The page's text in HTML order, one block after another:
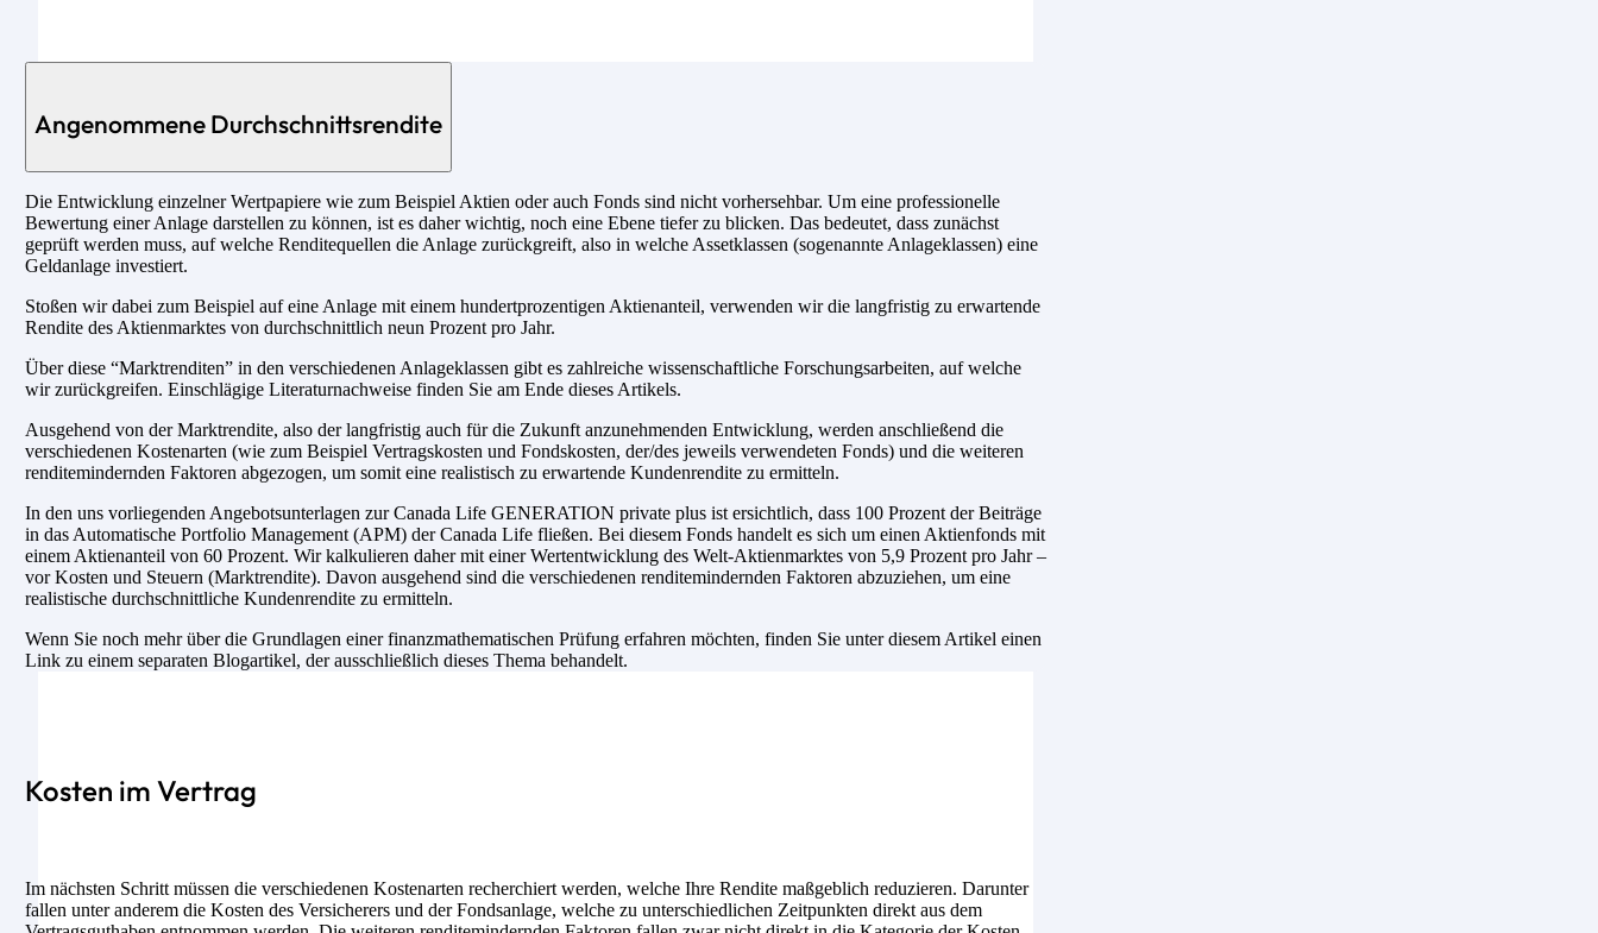
Angenommene Durchschnittsrendite
Die Entwicklung einzelner Wertpapiere wie zum Beispiel Aktien oder auch Fonds sind nicht vorhersehbar. Um eine professionelle
Bewertung einer Anlage darstellen zu können, ist es daher wichtig, noch eine Ebene tiefer zu blicken. Das bedeutet, dass zunächst
geprüft werden muss, auf welche Renditequellen die Anlage zurückgreift, also in welche Assetklassen (sogenannte Anlageklassen) eine
Geldanlage investiert.
Stoßen wir dabei zum Beispiel auf eine Anlage mit einem hundertprozentigen Aktienanteil, verwenden wir die langfristig zu erwartende
Rendite des Aktienmarktes von durchschnittlich neun Prozent pro Jahr.
Über diese “Marktrenditen” in den verschiedenen Anlageklassen gibt es zahlreiche wissenschaftliche Forschungsarbeiten, auf welche
wir zurückgreifen. Einschlägige Literaturnachweise finden Sie am Ende dieses Artikels.
Ausgehend von der Marktrendite, also der langfristig auch für die Zukunft anzunehmenden Entwicklung, werden anschließend die
verschiedenen Kostenarten (wie zum Beispiel Vertragskosten und Fondskosten, der/des jeweils verwendeten Fonds) und die weiteren
renditemindernden Faktoren abgezogen, um somit eine realistisch zu erwartende Kundenrendite zu ermitteln.
In den uns vorliegenden Angebotsunterlagen zur Canada Life GENERATION private plus ist ersichtlich, dass 100 Prozent der Beiträge
in das Automatische Portfolio Management (APM) der Canada Life fließen. Bei diesem Fonds handelt es sich um einen Aktienfonds mit
einem Aktienanteil von 60 Prozent. Wir kalkulieren daher mit einer Wertentwicklung des Welt-Aktienmarktes von 5,9 Prozent pro Jahr –
vor Kosten und Steuern (Marktrendite). Davon ausgehend sind die verschiedenen renditemindernden Faktoren abzuziehen, um eine
realistische durchschnittliche Kundenrendite zu ermitteln.
Wenn Sie noch mehr über die Grundlagen einer finanzmathematischen Prüfung erfahren möchten, finden Sie unter diesem Artikel einen
Link zu einem separaten Blogartikel, der ausschließlich dieses Thema behandelt.
Kosten im Vertrag
Im nächsten Schritt müssen die verschiedenen Kostenarten recherchiert werden, welche Ihre Rendite maßgeblich reduzieren. Darunter
fallen unter anderem die Kosten des Versicherers und der Fondsanlage, welche zu unterschiedlichen Zeitpunkten direkt aus dem